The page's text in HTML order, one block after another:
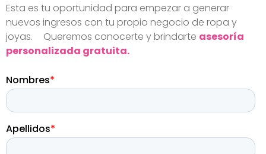
Esta es tu oportunidad para empezar a generar
nuevos ingresos con tu propio negocio de ropa y
joyas. Queremos conocerte y brindarte asesoría
personalizada gratuita.